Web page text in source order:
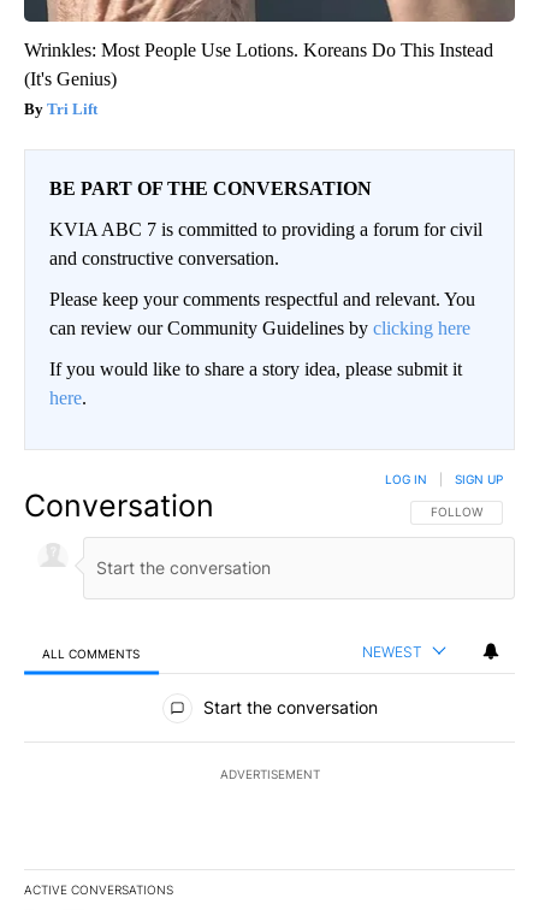
Wrinkles: Most People Use Lotions. Koreans Do This Instead
(It's Genius)
Tri Lift
BE PART OF THE CONVERSATION
KVIA ABC 7 is committed to providing a forum for civil
and constructive conversation.
Please keep your comments respectful and relevant. You
can review our Community Guidelines by clicking here
If you would like to share a story idea, please submit it
here.
Conversation FOLLOW THIS
FOLLOW
LOG IN SIGN UP
ALL COMMENTS NEWEST
All Comments
Start the conversation
ADVERTISEMENT
ACTIVE CONVERSATIONS